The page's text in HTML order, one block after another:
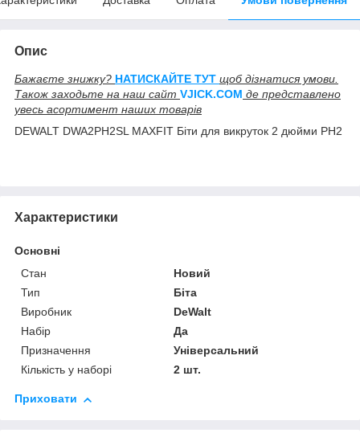
Опис
Бажаєте знижку? НАТИСКАЙТЕ ТУТ щоб дізнатися умови.
Також заходьте на наш сайт VJICK.COM де представлено
увесь асортимент наших товарів
DEWALT DWA2PH2SL MAXFIT Біти для викруток 2 дюйми PH2
Характеристики
Основні
Стан
Новий
Тип
Біта
Виробник
DeWalt
Набір
Да
Призначення
Універсальний
Кількість у наборі
2 шт.
Приховати